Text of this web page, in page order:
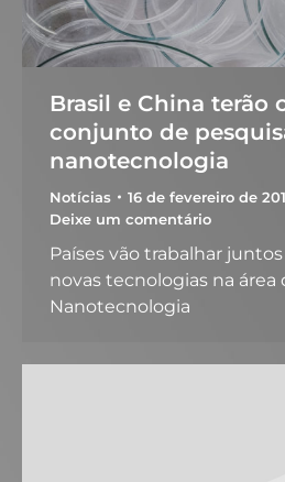
Brasil e China terão
conjunto de
nanotecnologia
Notícias
16 de fevereiro de
Deixe um comentário
Países vão trabalhar
novas tecnologias na área
Nanotecnologia